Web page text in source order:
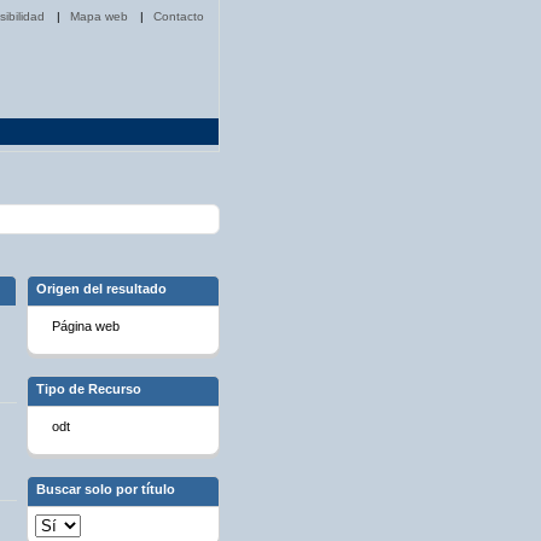
| Mapa web | Contacto
Origen del resultado
Página web
Tipo de Recurso
odt
Buscar solo por título